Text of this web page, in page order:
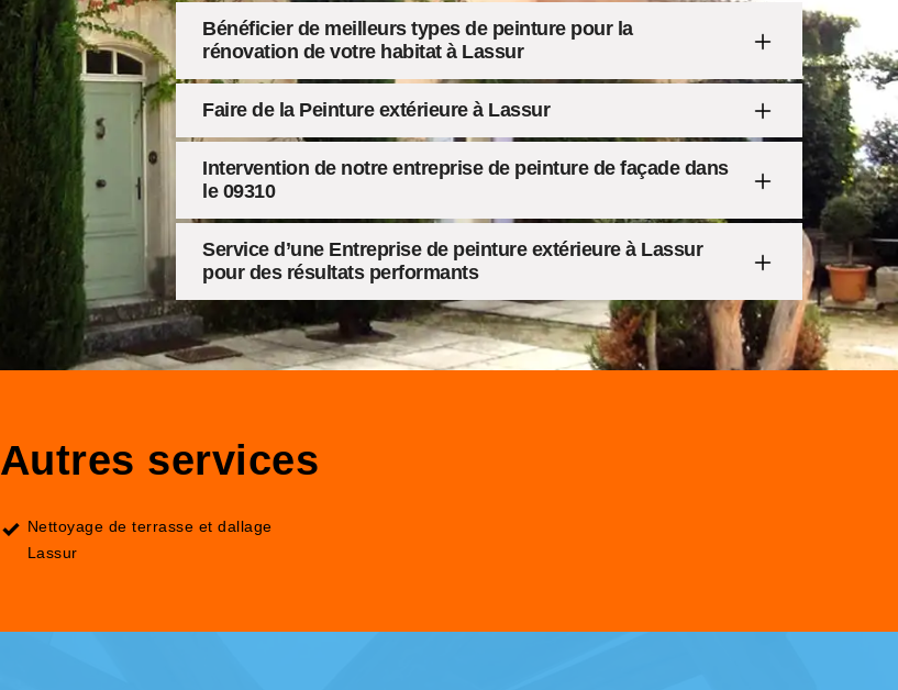
Bénéficier de meilleurs types de peinture pour la
rénovation de votre habitat à Lassur
Faire de la Peinture extérieure à Lassur
Intervention de notre entreprise de peinture de façade dans
le 09310
Service d’une Entreprise de peinture extérieure à Lassur
pour des résultats performants
Autres services
Nettoyage de terrasse et dallage
Lassur